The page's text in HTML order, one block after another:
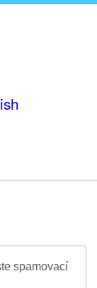
spamovací